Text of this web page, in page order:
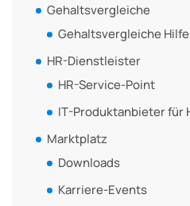
Gehaltsvergleiche
Gehaltsvergleiche Hilfe
HR-Dienstleister
HR-Service-Point
IT-Produktanbieter für
Marktplatz
Downloads
Karriere-Events